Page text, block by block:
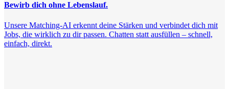
Bewirb dich ohne Lebenslauf.
Unsere Matching-AI erkennt deine Stärken und verbindet dich mit
Jobs, die wirklich zu dir passen. Chatten statt ausfüllen – schnell,
einfach, direkt.